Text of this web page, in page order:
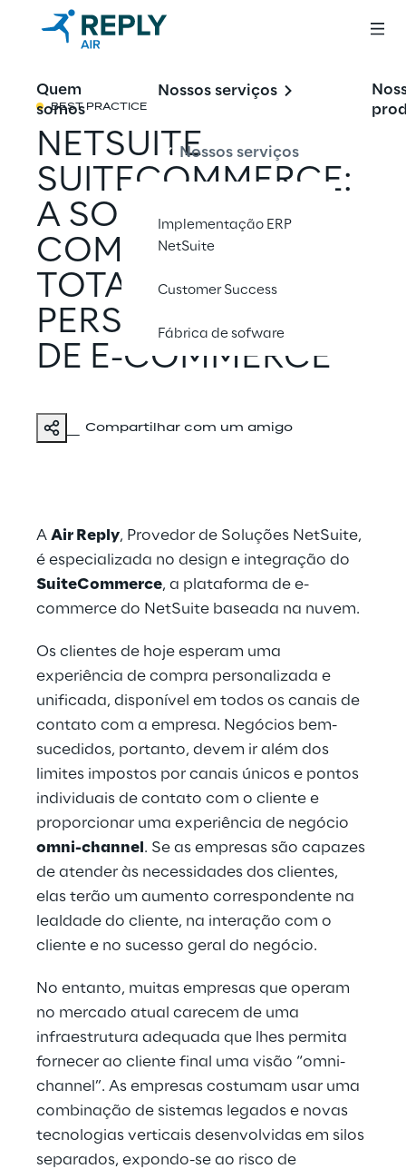
Quem
somos
Nossos serviços
Nossos serviços
Implementação ERP
NetSuite
Customer Success
Fábrica de sofware
BEST PRACTICE
NETSUITE
SUITECOMMERCE:
A SOLUÇÃO
COMPLETA E
TOTALMENTE
PERSONALIZADA
DE E-COMMERCE
Compartilhar com um amigo
A Air Reply, Provedor de Soluções NetSuite,
é especializada no design e integração do
SuiteCommerce, a plataforma de e-
commerce do NetSuite baseada na nuvem.
Os clientes de hoje esperam uma
experiência de compra personalizada e
unificada, disponível em todos os canais de
contato com a empresa. Negócios bem-
sucedidos, portanto, devem ir além dos
limites impostos por canais únicos e pontos
individuais de contato com o cliente e
proporcionar uma experiência de negócio
omni-channel . Se as empresas são capazes
de atender às necessidades dos clientes,
elas terão um aumento correspondente na
lealdade do cliente, na interação com o
cliente e no sucesso geral do negócio.
No entanto, muitas empresas que operam
no mercado atual carecem de uma
infraestrutura adequada que lhes permita
fornecer ao cliente final uma visão “omni-
channel”. As empresas costumam usar uma
combinação de sistemas legados e novas
tecnologias verticais desenvolvidas em silos
separados, expondo-se ao risco de